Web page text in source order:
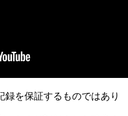
を保証するものではあり